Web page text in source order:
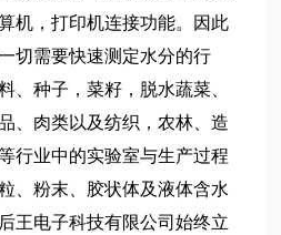
机，打印机连接功能。因此
切需要快速测定水分的行
、种子，菜籽，脱水蔬菜、
、肉类以及纺织，农林、造
行业中的实验室与生产过程
、粉末、胶状体及液体含水
王电子科技有限公司始终立